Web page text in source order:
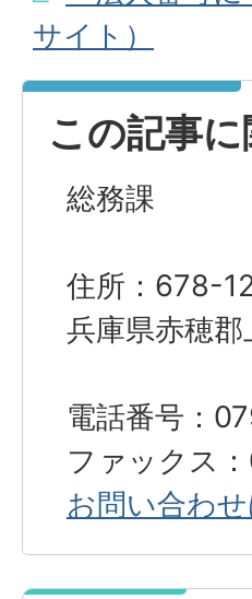
サイト）
この記事
総務課
住所：678-
兵庫県赤穂
電話番号：
ファックス
お問い合わ